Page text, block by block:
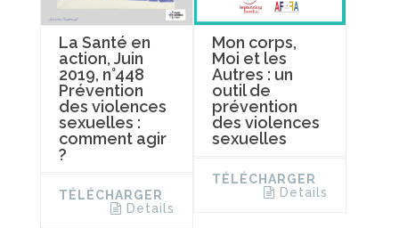
La Santé en
action, Juin
2019, n°448
Prévention
des violences
sexuelles :
comment agir
?
TÉLÉCHARGER
Details
Mon corps,
Moi et les
Autres : un
outil de
prévention
des violences
sexuelles
TÉLÉCHARGER
Details